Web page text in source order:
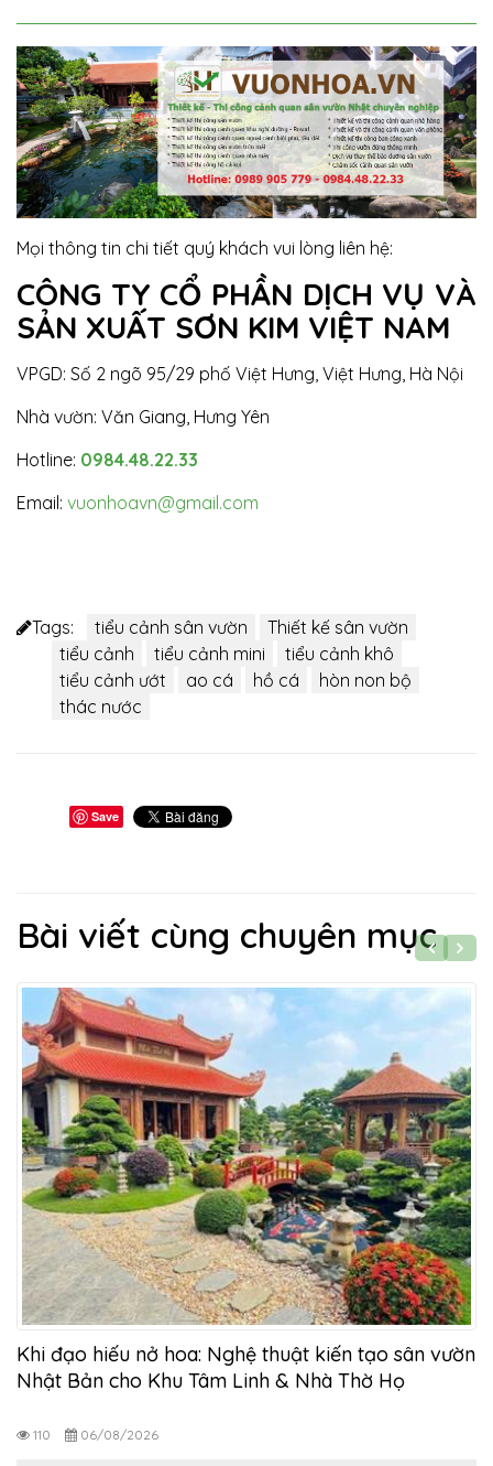
Mọi thông tin chi tiết quý khách vui lòng liên hệ:
CÔNG TY CỔ PHẦN DỊCH VỤ VÀ
SẢN XUẤT SƠN KIM VIỆT NAM
VPGD: Số 2 ngõ 95/29 phố Việt Hưng, Việt Hưng, Hà Nội
Nhà vườn: Văn Giang, Hưng Yên
Hotline: 0984.48.22.33
Email: vuonhoavn@gmail.com
Tags: tiểu cảnh sân vườn
Thiết kế sân vườn
tiểu cảnh
tiểu cảnh mini
tiểu cảnh khô
tiểu cảnh ướt
ao cá hồ cá
hòn non bộ
thác nước
Save
Bài viết cùng chuyên mục
Khi đạo hiếu nở hoa: Nghệ thuật kiến tạo sân vườn
Nhật Bản cho Khu Tâm Linh & Nhà Thờ Họ
110 06/08/2026